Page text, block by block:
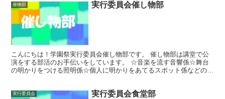
催物部 実行委員会催し物部
こんにちは！学園祭実行委員会催し物部です。 催し物部は講堂で公
演をする部活のお手伝いをしています。 ☆音楽を流す音響係☆舞台
の明かりをつける照明係☆個人に明かりをあてるスポット係などの仕
実行委員会 実行委員会食堂部